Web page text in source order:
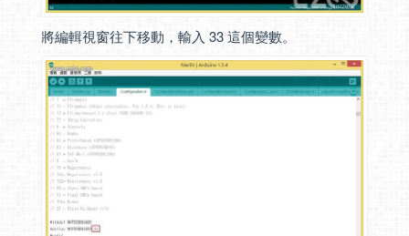
將編輯視窗往下移動，輸入 33 這個變數。